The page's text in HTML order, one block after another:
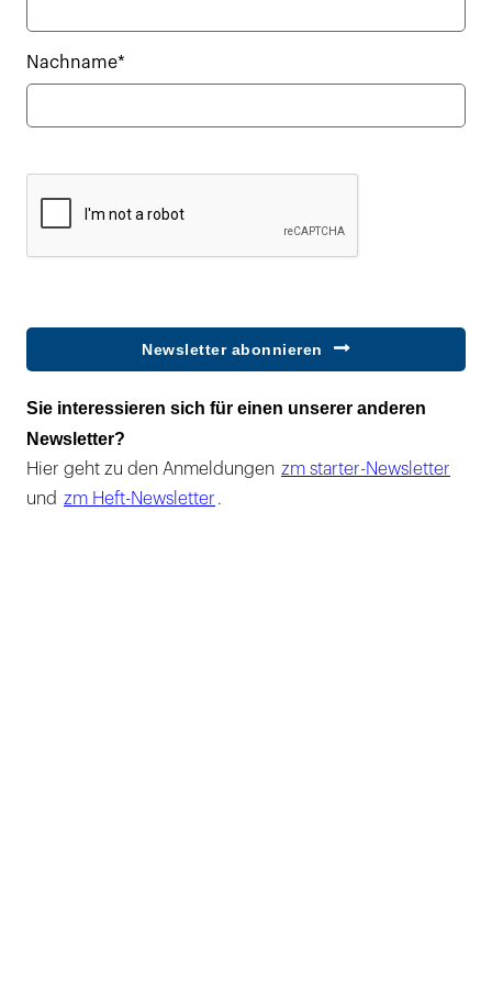
Nachname*
Newsletter abonnieren
Sie interessieren sich für einen unserer anderen
Newsletter?
Hier geht zu den Anmeldungen zm starter-Newsletter
und zm Heft-Newsletter .